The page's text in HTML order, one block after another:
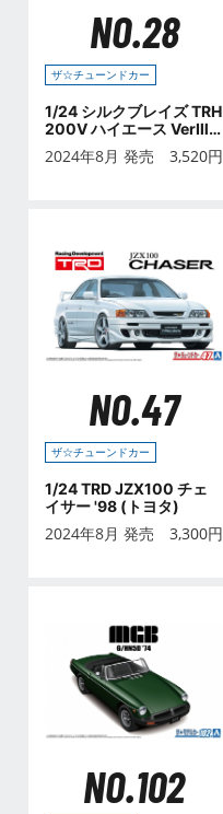
NO.28
ザ☆チューンドカー
1/24 シルクブレイズ TRH
200V ハイエース VerⅢ
'10 (トヨタ)
2024年8月 発売 3,520円
NO.47
ザ☆チューンドカー
1/24 TRD JZX100 チェ
イサー '98 (トヨタ)
2024年8月 発売 3,300円
NO.102